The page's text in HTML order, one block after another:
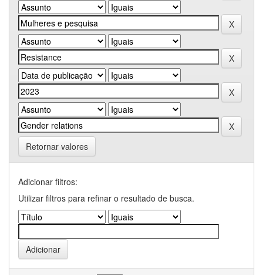
Retornar valores
Adicionar filtros:
Utilizar filtros para refinar o resultado de busca.